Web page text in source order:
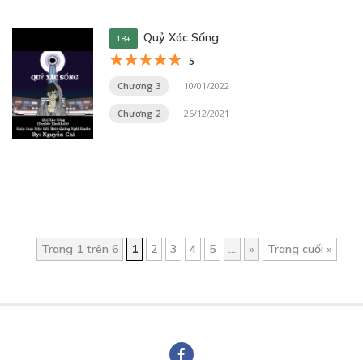
18+ Quỷ Xác Sống
5
Chương 3 10/01/2022
Chương 2 26/12/2021
Trang 1 trên 6 1 2 3 4 5 ... » Trang cuối »